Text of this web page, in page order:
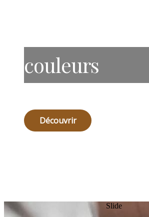
couleurs
Découvrir
Slide